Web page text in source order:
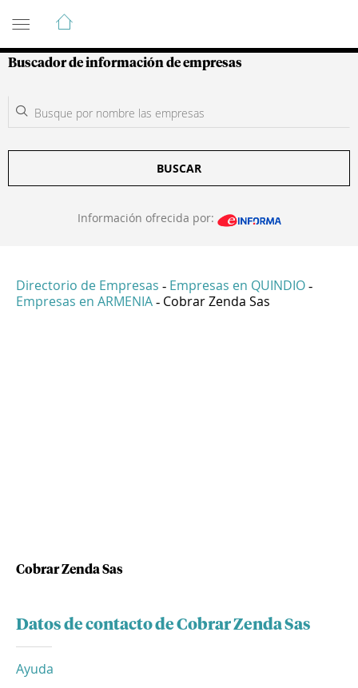
Guía de Empresas Colombianas
Buscador de información de empresas
BUSCAR
Información ofrecida por:
Directorio de Empresas - Empresas en QUINDIO -
Empresas en ARMENIA - Cobrar Zenda Sas
Cobrar Zenda Sas
Datos de contacto de Cobrar Zenda Sas
Ayuda